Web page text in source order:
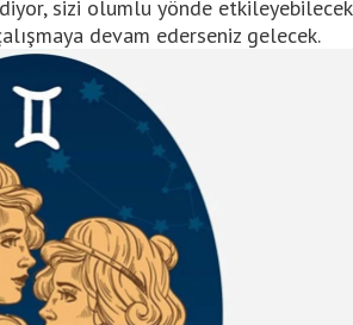
sizi olumlu yönde etkileyebilecek
devam ederseniz gelecek.